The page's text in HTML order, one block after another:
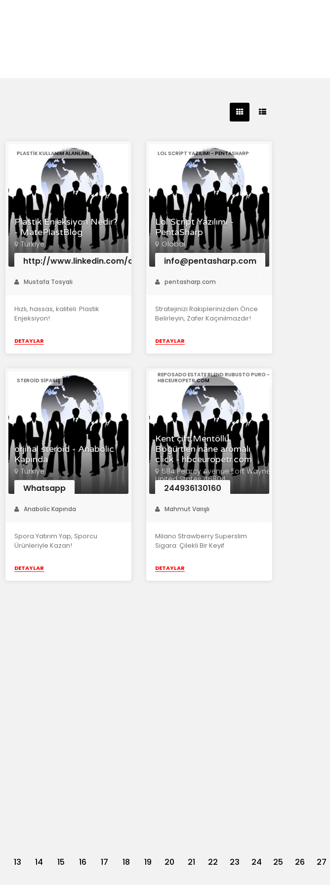
Plastik Enjeksiyon Nedir?
- MatePlastBlog
PLASTIK KULLANIM ALANLARI
Türkiye
http://www.linkedin.com/company/mateplast/
Mustafa Tosyalı
Hızlı, hassas, kaliteli: Plastik
Enjeksiyon!
DETAYLAR
Lol Script Yazılımı -
PentaSharp
LOL SCRIPT YAZILIMI - PENTASHARP
Global
info@pentasharp.com
pentasharp.com
Stratejinizi Rakiplerinizden Önce
Belirleyin, Zafer Kaçınılmazdır!
DETAYLAR
orjinal steroid - Anabolic
Kapında
STEROID SIPARIŞ
Türkiye
Whatsapp
Anabolic Kapında
Spora Yatırım Yap, Sporcu
Ürünleriyle Kazan!
DETAYLAR
Kent çift Mentöllü
Bögürtlen nane aromalı
click - hbceuropetr.com
REPOSADO ESTATE BLEND RUBUSTO PURO -
HBCEUROPETR.COM
584 Pearcy Avenue Fort Wayne
United States 46804
244936130160
Mahmut Varışlı
Milano Strawberry Superslim
Sigara: Çilekli Bir Keyif
DETAYLAR
13 14 15 16 17 18 19 20 21 22 23 24 25 26 27